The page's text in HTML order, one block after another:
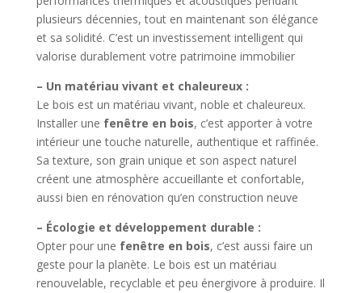
plusieurs décennies, tout en maintenant son élégance
et sa solidité. C’est un investissement intelligent qui
valorise durablement votre patrimoine immobilier
– Un matériau vivant et chaleureux :
Le bois est un matériau vivant, noble et chaleureux.
Installer une fenêtre en bois, c’est apporter à votre
intérieur une touche naturelle, authentique et raffinée.
Sa texture, son grain unique et son aspect naturel
créent une atmosphère accueillante et confortable,
aussi bien en rénovation qu’en construction neuve
– Écologie et développement durable :
Opter pour une fenêtre en bois, c’est aussi faire un
geste pour la planète. Le bois est un matériau
renouvelable, recyclable et peu énergivore à produire. Il